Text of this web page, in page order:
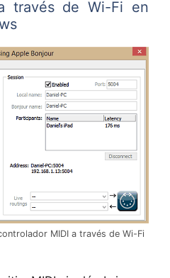
través de Wi-Fi en
MIDI a través de Wi-Fi